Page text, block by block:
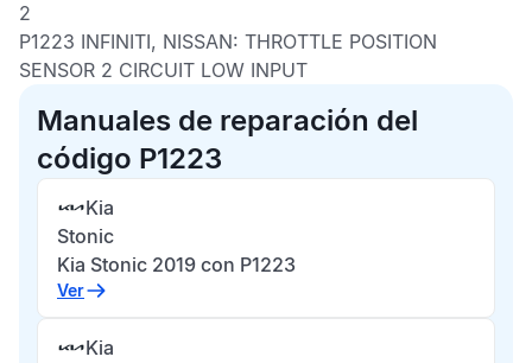
2
P1223 INFINITI, NISSAN: THROTTLE POSITION
SENSOR 2 CIRCUIT LOW INPUT
Manuales de reparación del
código P1223
Kia
Stonic
Kia Stonic 2019 con P1223
Ver
Kia